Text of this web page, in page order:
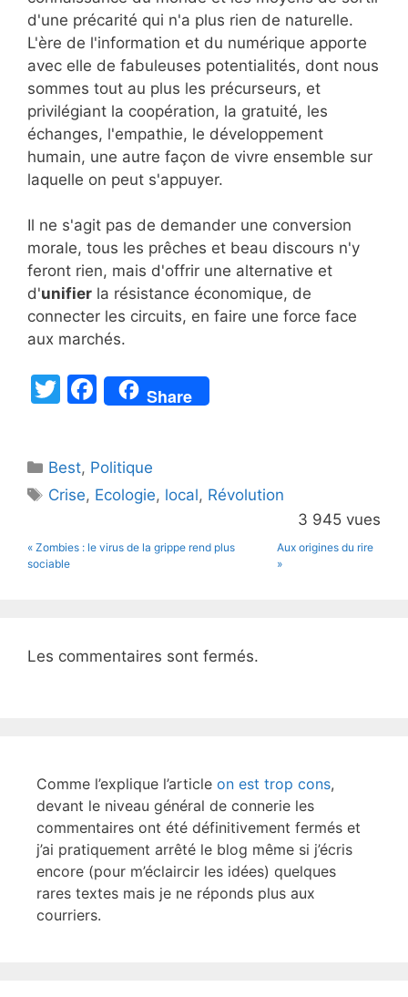
d'une précarité qui n'a plus rien de naturelle.
L'ère de l'information et du numérique apporte
avec elle de fabuleuses potentialités, dont nous
sommes tout au plus les précurseurs, et
privilégiant la coopération, la gratuité, les
échanges, l'empathie, le développement
humain, une autre façon de vivre ensemble sur
laquelle on peut s'appuyer.
Il ne s'agit pas de demander une conversion
morale, tous les prêches et beau discours n'y
feront rien, mais d'offrir une alternative et
d'unifier la résistance économique, de
connecter les circuits, en faire une force face
aux marchés.
T
er
F
a
e
b
o
o
Share
Catégories
Best, Politique
Étiquettes
Crise, Ecologie, local, Révolution
3 945 vues
« Zombies : le virus de la grippe rend plus
sociable
Aux origines du rire
»
Les commentaires sont fermés.
Comme l’explique l’article on est trop cons,
devant le niveau général de connerie les
commentaires ont été définitivement fermés et
j’ai pratiquement arrêté le blog même si j’écris
encore (pour m’éclaircir les idées) quelques
rares textes mais je ne réponds plus aux
courriers.